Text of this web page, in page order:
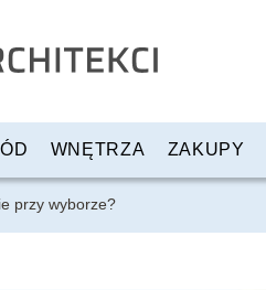
WNĘTRZA ZAKUPY
przy wyborze?